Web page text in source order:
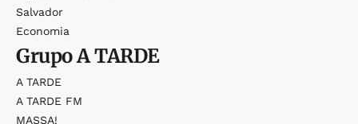
Salvador
Economia
GrupoA TARDE
A TARDE
A TARDE FM
MASSA!